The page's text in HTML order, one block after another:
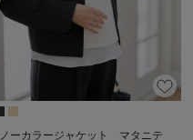
ノーカラージャケット マタニテ